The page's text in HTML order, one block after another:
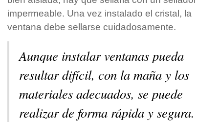
impermeable. Una vez instalado el cristal, la
ventana debe sellarse cuidadosamente.
Aunque instalar ventanas pueda
resultar difícil, con la maña y los
materiales adecuados, se puede
realizar de forma rápida y segura.